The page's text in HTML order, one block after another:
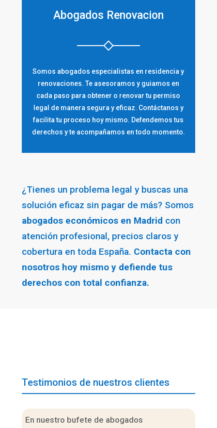
Abogados Renovacion
Somos abogados especialistas en residencia y
renovaciones. Te asesoramos y guiamos en
cada paso para obtener o renovar tu permiso
legal de manera segura y eficaz. Contáctanos y
facilita tu proceso hoy mismo. Defendemos tus
derechos y te acompañamos en todo momento.
¿Tienes un problema legal y buscas una
solución eficaz sin pagar de más? Somos
abogados económicos en Madrid con
atención profesional, precios claros y
cobertura en toda España. Contacta con
nosotros hoy mismo y defiende tus
derechos con total confianza.
Testimonios de nuestros clientes
En nuestro bufete de abogados